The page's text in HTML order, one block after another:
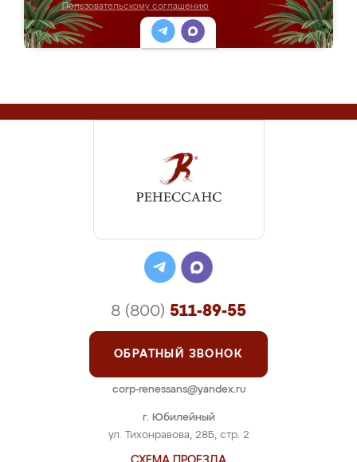
Пользовательскому соглашению
г. Юбилейный
ул. Тихонравова, 28Б, стр. 2
8 (800) 511-89-55
ОБРАТНЫЙ ЗВОНОК
corp-renessans@yandex.ru